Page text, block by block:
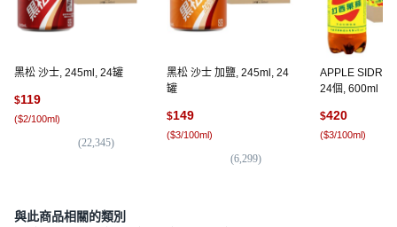
黑松 沙士, 245ml, 24罐
$119
($2/100ml)
(22,345)
黑松 沙士 加鹽, 245ml, 24
罐
$149
($3/100ml)
(6,299)
APPLE SIDRA
24個, 600ml
$420
($3/100ml)
與此商品相關的類別